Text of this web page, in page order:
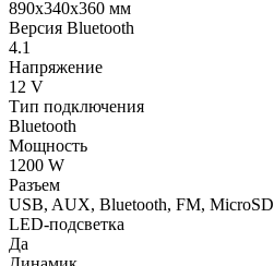
890х340х360 мм
Версия Bluetooth
4.1
Напряжение
12 V
Тип подключения
Bluetooth
Мощность
1200 W
Разъем
USB, AUX, Bluetooth, FM, MicroSD
LED-подсветка
Да